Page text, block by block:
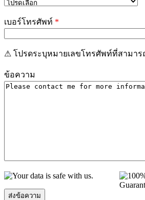
เบอร์โทรศัพท์ *
⚠ โปรดระบุหมายเลขโทรศัพท์ที่สามาร
ข้อความ